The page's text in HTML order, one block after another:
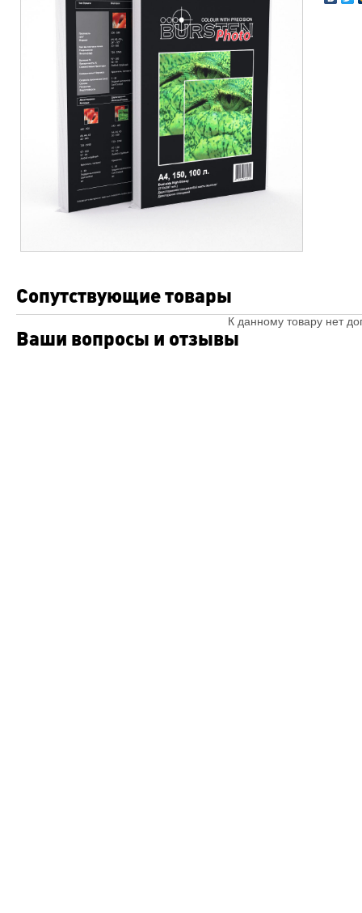
Сопутствующие товары
К данному товару нет
Ваши вопросы и отзывы